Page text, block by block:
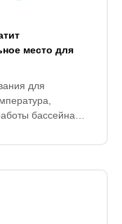
место для
для
бассейна